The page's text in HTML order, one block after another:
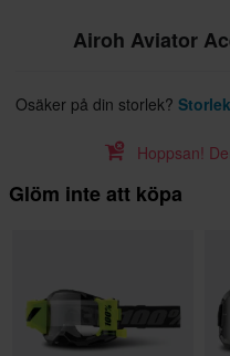
Airoh Aviator
Osäker på din storlek?
Hoppsan!
Glöm inte att köpa